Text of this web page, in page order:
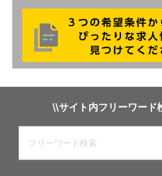
\\サイト内フリーワード